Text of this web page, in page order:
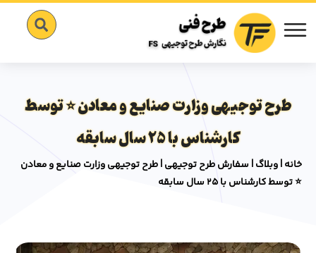
طرح توجیهی وزارت صنایع و معادن ⭐️ توسط
کارشناس با 25 سال سابقه
خانه|وبلاگ| سفارش طرح توجیهی|طرح توجیهی وزارت صنایع و معادن
⭐️ توسط کارشناس با 25 سال سابقه